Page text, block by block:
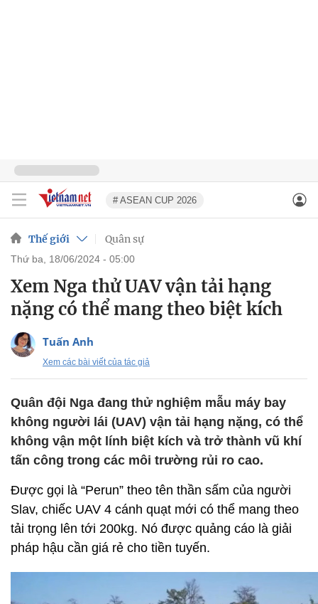
# ASEAN CUP 2026
Thế giới Quân sự
thứ ba, 18/06/2024 - 05:00
Xem Nga thử UAV vận tải hạng
nặng có thể mang theo biệt kích
Tuấn Anh
Xem các bài viết của tác giả
Quân đội Nga đang thử nghiệm mẫu máy bay
không người lái (UAV) vận tải hạng nặng, có thể
không vận một lính biệt kích và trở thành vũ khí
tấn công trong các môi trường rủi ro cao.
Được gọi là “Perun” theo tên thần sấm của người
Slav, chiếc UAV 4 cánh quạt mới có thể mang theo
tải trọng lên tới 200kg. Nó được quảng cáo là giải
pháp hậu cần giá rẻ cho tiền tuyến.